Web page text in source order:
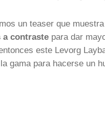
un teaser que
a contraste para dar
este Levorg
gama para hacerse un